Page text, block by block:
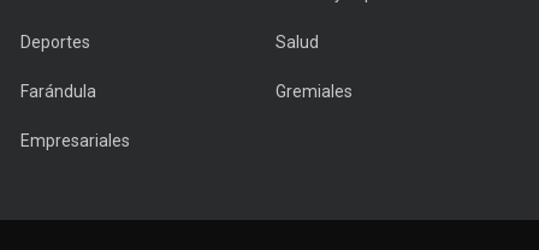
Deportes Salud
Farándula Gremiales
Empresariales